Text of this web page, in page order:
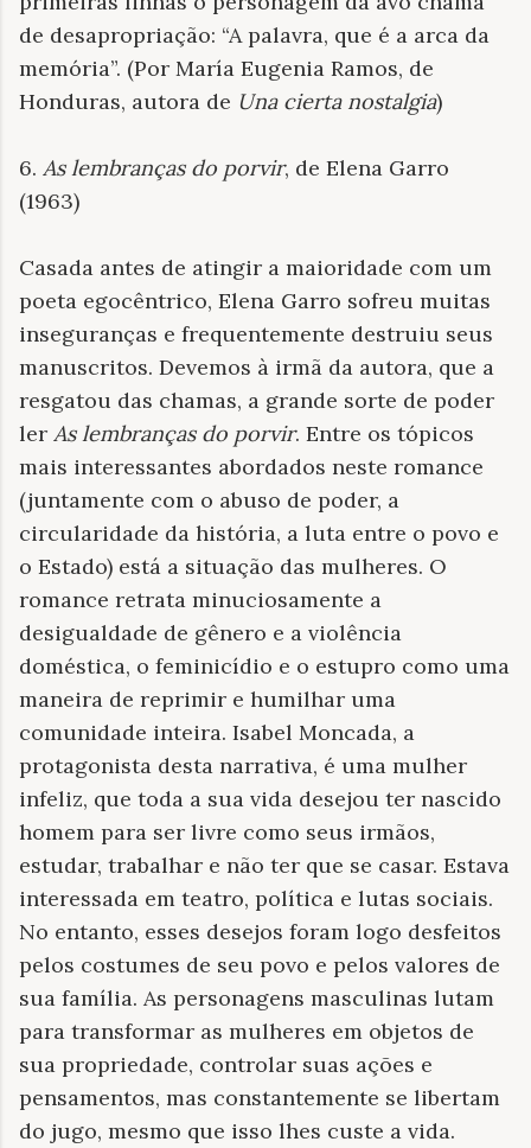
de desapropriação: “A palavra, que é a arca da
memória”. (Por María Eugenia Ramos, de
Honduras, autora de Una cierta nostalgia)
6. As lembranças do porvir, de Elena Garro
(1963)
Casada antes de atingir a maioridade com um
poeta egocêntrico, Elena Garro sofreu muitas
inseguranças e frequentemente destruiu seus
manuscritos. Devemos à irmã da autora, que a
resgatou das chamas, a grande sorte de poder
ler As lembranças do porvir. Entre os tópicos
mais interessantes abordados neste romance
(juntamente com o abuso de poder, a
circularidade da história, a luta entre o povo e
o Estado) está a situação das mulheres. O
romance retrata minuciosamente a
desigualdade de gênero e a violência
doméstica, o feminicídio e o estupro como uma
maneira de reprimir e humilhar uma
comunidade inteira. Isabel Moncada, a
protagonista desta narrativa, é uma mulher
infeliz, que toda a sua vida desejou ter nascido
homem para ser livre como seus irmãos,
estudar, trabalhar e não ter que se casar. Estava
interessada em teatro, política e lutas sociais.
No entanto, esses desejos foram logo desfeitos
pelos costumes de seu povo e pelos valores de
sua família. As personagens masculinas lutam
para transformar as mulheres em objetos de
sua propriedade, controlar suas ações e
pensamentos, mas constantemente se libertam
do jugo, mesmo que isso lhes custe a vida.